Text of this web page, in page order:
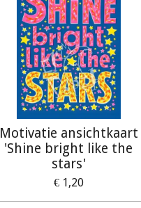
Motivatie ansichtkaart
'Shine bright like the
stars'
€ 1,20